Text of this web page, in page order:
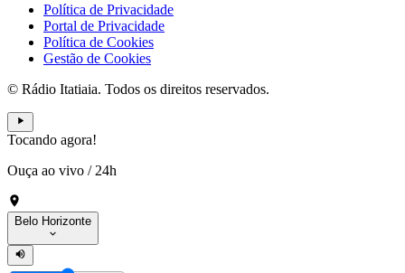
Política de Privacidade
Portal de Privacidade
Política de Cookies
Gestão de Cookies
© Rádio Itatiaia. Todos os direitos reservados.
Tocando agora!
Ouça ao vivo / 24h
Belo Horizonte